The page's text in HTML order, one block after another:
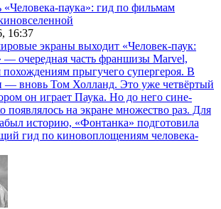
«Человека-паука»: гид по фильмам
16:37
экраны выходит «Человек-паук:
очередная часть франшизы Marvel,
прыгучего супергероя. В
— вновь Том Холланд. Это уже четвёртый
он играет Паука. Но до него сине-
появлялось на экране множество раз. Для
историю, «Фонтанка» подготовила
гид по киновоплощениям человека-